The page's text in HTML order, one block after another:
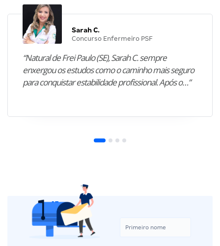
Sarah C.
Concurso Enfermeiro PSF
“Natural de Frei Paulo (SE), Sarah C. sempre
enxergou os estudos como o caminho mais seguro
para conquistar estabilidade profissional. Após o…”